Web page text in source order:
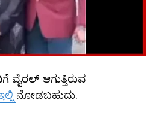
ಆಗುತ್ತಿರುವ
ನೋಡಬಹುದು.